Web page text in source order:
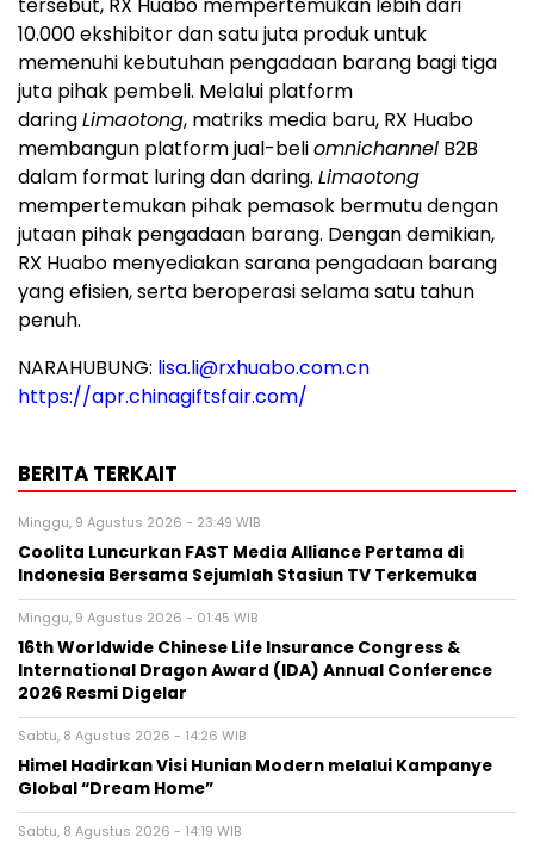
10.000 ekshibitor dan satu juta produk untuk
memenuhi kebutuhan pengadaan barang bagi tiga
juta pihak pembeli. Melalui platform
daringLimaotong, matriks media baru, RX Huabo
membangun platform jual-beliomnichannel B2B
dalam format luring dan daring. Limaotong
mempertemukan pihak pemasok bermutu dengan
jutaan pihak pengadaan barang. Dengan demikian,
RX Huabo menyediakan sarana pengadaan barang
yang efisien, serta beroperasi selama satu tahun
penuh.
NARAHUBUNG: lisa.li@rxhuabo.com.cn
https://apr.chinagiftsfair.com/
BERITA TERKAIT
Minggu, 9 Agustus 2026 - 23:49 WIB
Coolita Luncurkan FAST Media Alliance Pertama di
Indonesia Bersama Sejumlah Stasiun TV Terkemuka
Minggu, 9 Agustus 2026 - 01:45 WIB
16th Worldwide Chinese Life Insurance Congress &
International Dragon Award (IDA) Annual Conference
2026 Resmi Digelar
Sabtu, 8 Agustus 2026 - 14:26 WIB
Himel Hadirkan Visi Hunian Modern melalui Kampanye
Global “Dream Home”
Sabtu, 8 Agustus 2026 - 14:19 WIB